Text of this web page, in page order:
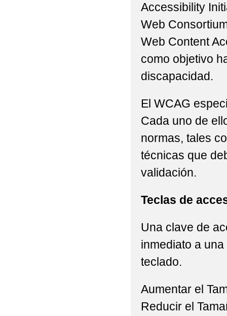
Accessibility
Web
Web Content
como objetivo
discapacidad.
El WCAG
Cada uno de
normas, tales
técnicas que
validación.
Teclas de
Una clave de
inmediato a
teclado.
Aumentar el
Reducir el